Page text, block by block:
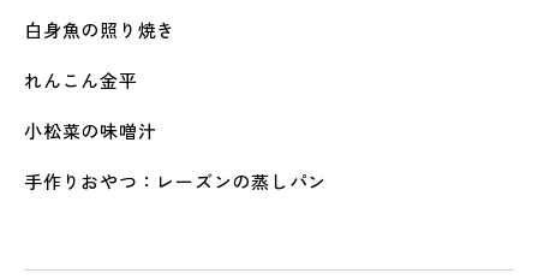
白身魚の照り焼き
れんこん金平
小松菜の味噌汁
手作りおやつ：レーズンの蒸しパン